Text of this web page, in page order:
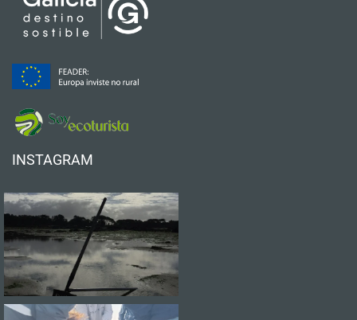
INSTAGRAM